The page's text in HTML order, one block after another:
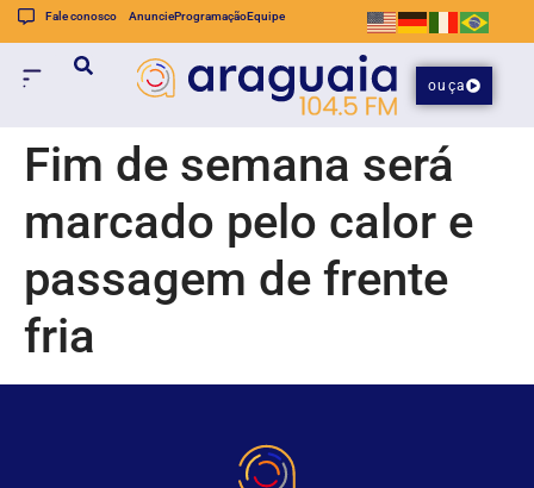
Fale conosco AnuncieProgramaçãoEquipe
ouça
Fim de semana será
marcado pelo calor e
passagem de frente
fria